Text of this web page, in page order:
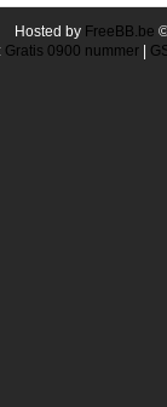
Hosted by FreeBB.be
Gratis 0900 nummer|